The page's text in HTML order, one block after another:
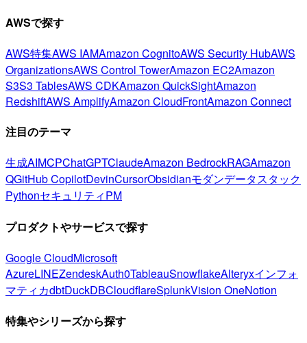
AWSで探す
AWS特集AWS IAMAmazon CognitoAWS Security HubAWS
OrganizationsAWS Control TowerAmazon EC2Amazon
S3S3 TablesAWS CDKAmazon QuickSightAmazon
RedshiftAWS AmplifyAmazon CloudFrontAmazon Connect
注目のテーマ
生成AIMCPChatGPTClaudeAmazon BedrockRAGAmazon
QGitHub CopilotDevinCursorObsidianモダンデータスタック
PythonセキュリティPM
プロダクトやサービスで探す
Google CloudMicrosoft
AzureLINEZendeskAuth0TableauSnowflakeAlteryxインフォ
マティカdbtDuckDBCloudflareSplunkVision OneNotion
特集やシリーズから探す